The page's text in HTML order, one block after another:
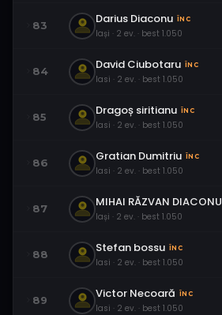
83 Darius Diaconu ÎNC
Iași · 2 ev. · best 1.050
84 David Ciubotaru ÎNC
Iasi · 2 ev. · best 1.050
85 Dragoș siritianu ÎNC
Iasi · 2 ev. · best 1.050
86 Gratian Dumitriu ÎNC
Iasi · 2 ev. · best 1.050
87 MIHAI RĂZVAN DIACONU
Iași · 2 ev. · best 1.050
88 Stefan bossu ÎNC
Iasi · 2 ev. · best 1.050
89 Victor Necoară ÎNC
Iasi · 2 ev. · best 1.050